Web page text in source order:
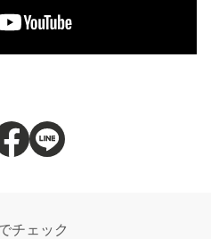
チェック